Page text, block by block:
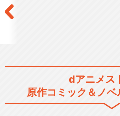
dアニメス
原作コミック＆ノベ